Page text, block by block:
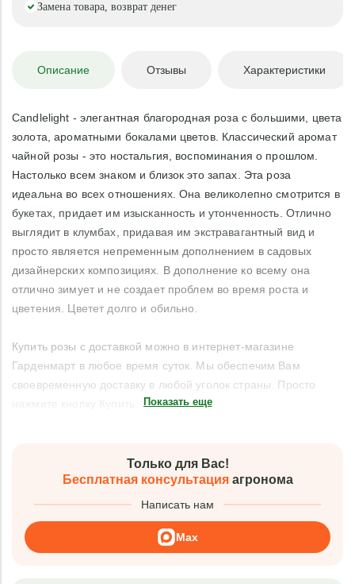
Замена товара, возврат денег
Описание Отзывы Характеристики
Candlelight - элегантная благородная роза с большими, цвета
золота, ароматными бокалами цветов. Классический аромат
чайной розы - это ностальгия, воспоминания о прошлом.
Настолько всем знаком и близок это запах. Эта роза
идеальна во всех отношениях. Она великолепно смотрится в
букетах, придает им изысканность и утонченность. Отлично
выглядит в клумбах, придавая им экстравагантный вид и
просто является непременным дополнением в садовых
дизайнерских композициях. В дополнение ко всему она
отлично зимует и не создает проблем во время роста и
цветения. Цветет долго и обильно.
Купить розы с доставкой можно в интернет-магазине
Гарденмарт в любое время суток. Мы обеспечим Вам
своевременную доставку в любой уголок страны. Просто
Показать еще
Только для Вас!
Бесплатная консультацияагронома
Написать нам
Max